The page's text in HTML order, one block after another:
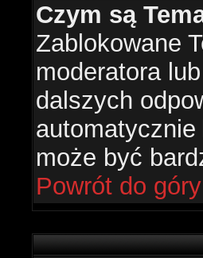
Czym są
Zablokowane
moderatora
dalszych
może być
Powrót do góry